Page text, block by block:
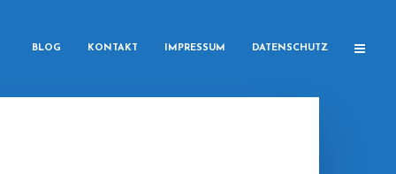
BLOG KONTAKT IMPRESSUM DATENSCHUTZ